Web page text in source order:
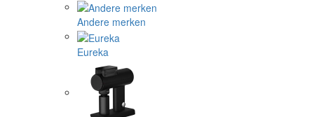
Andere merken
Eureka